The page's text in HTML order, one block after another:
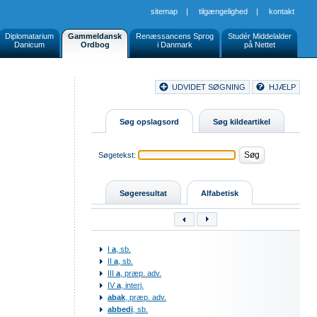
sitemap | tilgængelighed | kontakt
Diplomatarium
Danicum
Gammeldansk
Ordbog
Renæssancens Sprog
i Danmark
Studér Middelalder
på Nettet
UDVIDET SØGNING HJÆLP
Søg opslagsord Søg kildeartikel
Søgetekst:
Søgeresultat Alfabetisk
I a , sb.
II a , sb.
III a , præp. adv.
IVa , interj.
abak , præp. adv.
abbedi , sb.